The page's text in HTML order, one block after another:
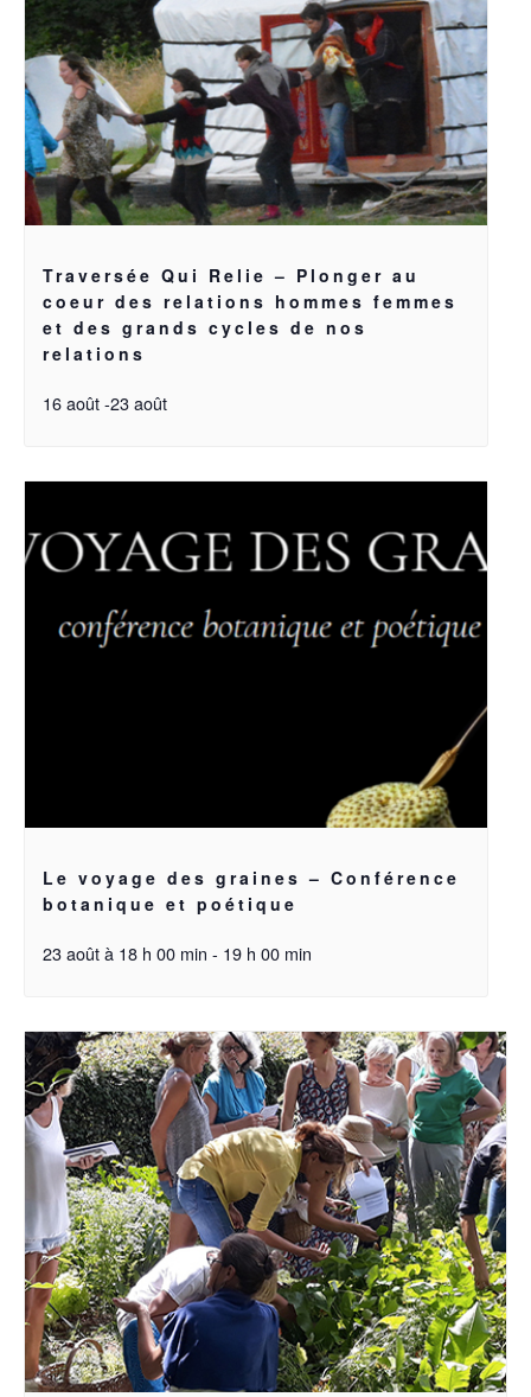
Traversée Qui Relie – Plonger au
coeur des relations hommes femmes
et des grands cycles de nos
relations
16 août-23 août
Le voyage des graines – Conférence
botanique et poétique
23 août à 18 h 00 min - 19 h 00 min